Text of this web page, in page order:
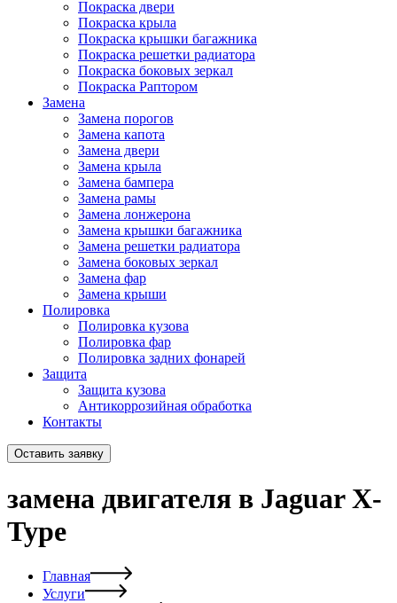
Покраска двери
Покраска крыла
Покраска крышки багажника
Покраска решетки радиатора
Покраска боковых зеркал
Покраска Раптором
Замена
Замена порогов
Замена капота
Замена двери
Замена крыла
Замена бампера
Замена рамы
Замена лонжерона
Замена крышки багажника
Замена решетки радиатора
Замена боковых зеркал
Замена фар
Замена крыши
Полировка
Полировка кузова
Полировка фар
Полировка задних фонарей
Защита
Защита кузова
Антикоррозийная обработка
Контакты
Оставить заявку
замена двигателя в Jaguar X-
Type
Главная
Услуги